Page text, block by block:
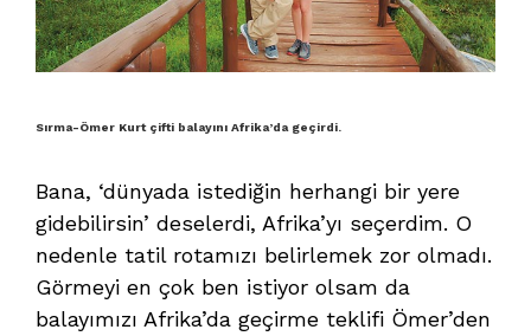
Sırma-Ömer Kurt çifti balayını Afrika’da geçirdi.
Bana, ‘dünyada istediğin herhangi bir yere
gidebilirsin’ deselerdi, Afrika’yı seçerdim. O
nedenle tatil rotamızı belirlemek zor olmadı.
Görmeyi en çok ben istiyor olsam da
balayımızı Afrika’da geçirme teklifi Ömer’den